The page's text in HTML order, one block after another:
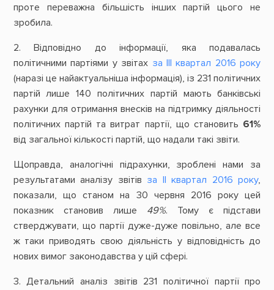
проте переважна більшість інших партій цього не
зробила.
2. Відповідно до інформації, яка подавалась
політичними партіями у звітах за ІІІ квартал 2016 року
(наразі це найактуальніша інформація), із 231 політичних
партій лише 140 політичних партій мають банківські
рахунки для отримання внесків на підтримку діяльності
політичних партій та витрат партії, що становить 61%
від загальної кількості партій, що надали такі звіти.
Щоправда, аналогічні підрахунки, зроблені нами за
результатами аналізу звітів за ІІ квартал 2016 року,
показали, що станом на 30 червня 2016 року цей
показник становив лише 49%. Тому є підстави
стверджувати, що партії дуже-дуже повільно, але все
ж таки приводять свою діяльність у відповідність до
нових вимог законодавства у цій сфері.
3. Детальний аналіз звітів 231 політичної партії про